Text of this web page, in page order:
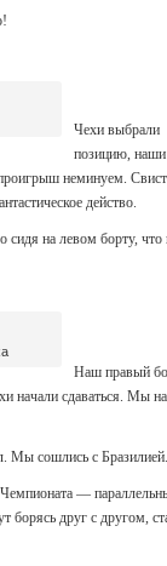
Чехи выбрали
позицию, наши
неминуем.
действо.
сидя на левом борту,
Наш правый
начали сдаваться. Мы
Мы сошлись с Бразилией.
—
друг с другом,